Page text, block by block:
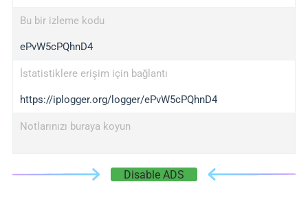
Bu bir izleme kodu
ePvW5cPQhnD4
İstatistiklere erişim için bağlantı
https://iplogger.org/logger/ePvW5cPQhnD4
Notlarınızı buraya koyun
Disable ADS